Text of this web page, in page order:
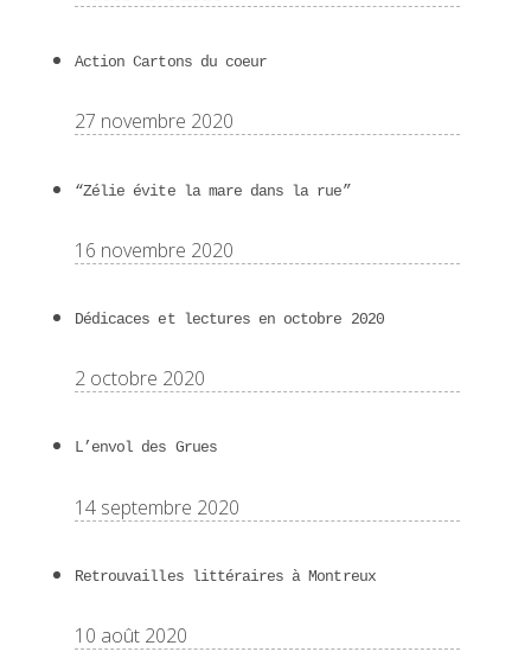
Action Cartons du coeur
27 novembre 2020
“Zélie évite la mare dans la rue”
16 novembre 2020
Dédicaces et lectures en octobre 2020
2 octobre 2020
L’envol des Grues
14 septembre 2020
Retrouvailles littéraires à Montreux
10 août 2020